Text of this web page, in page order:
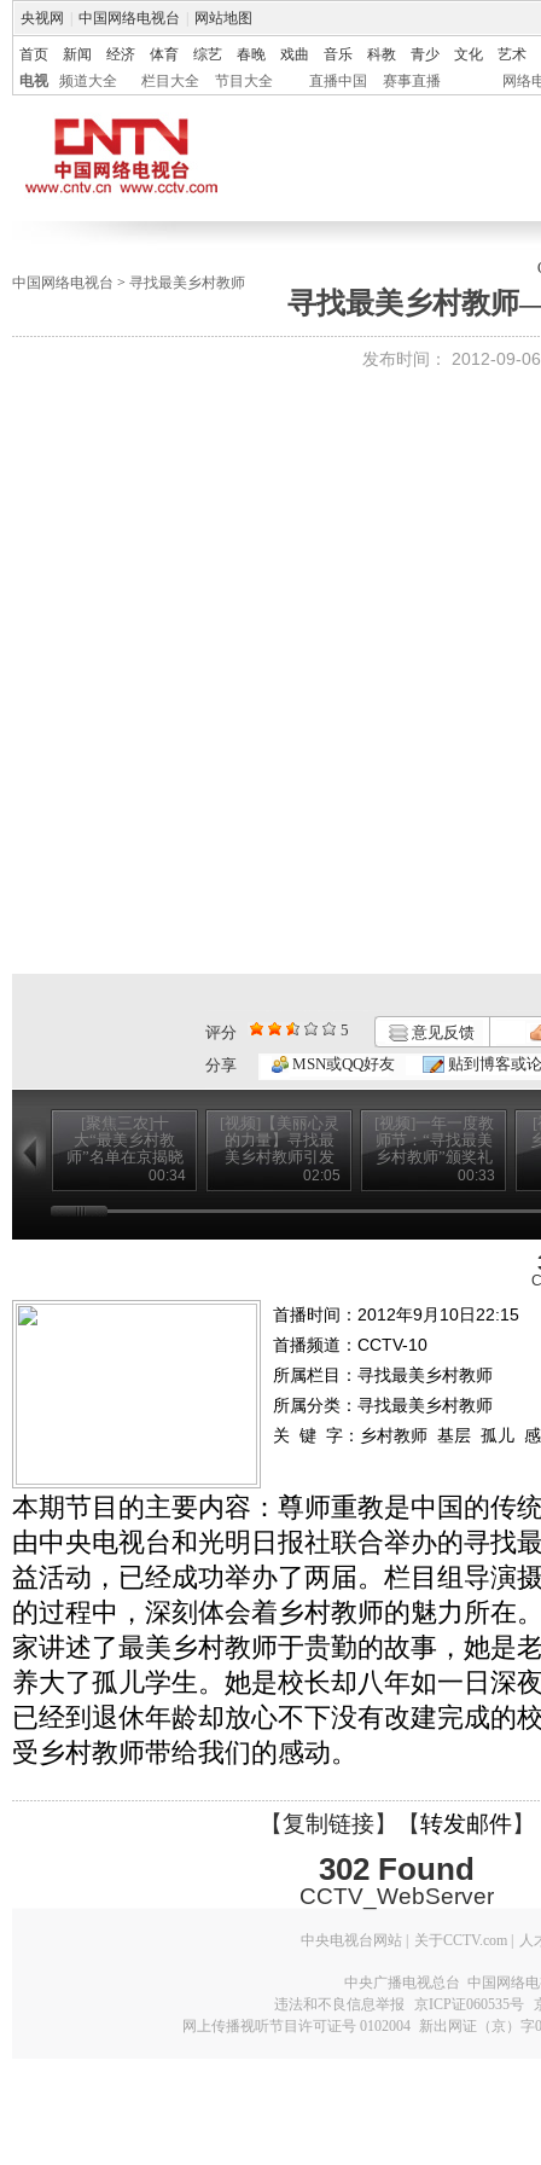
央视网 中国网络电视台 网站地图
首页 新闻 经济 体育 综艺 春晚 戏曲 音乐 科教 青少 文化
艺术
电视
频道大全 栏目大全 节目大全 直播中国 赛事直播 网络
中国网络电视台 > 寻找最美乡村教师
寻找最美乡村教
发布时间： 2012-09-
评分 5
意见反馈
分享
MSN或QQ好友 贴到博客或
[聚焦三农]十
大“最美乡村教
师”名单在京揭晓
(20120910)00:34
[视频]【美丽心灵
的力量】寻找最
美乡村教师引发
强烈社会反响
02:05
[视频]一年一度教
师节：“寻找最美
乡村教师”颁奖礼
00:33
[
首播时间：2012年9月10日22:15
首播频道： CCTV-10
所属栏目： 寻找最美乡村教师
所属分类：寻找最美乡村教师
关 键 字： 乡村教师 基层 孤儿
本期节目的主要内容：尊师重教是中国的传
由中央电视台和光明日报社联合举办的寻找
益活动，已经成功举办了两届。栏目组导演
的过程中，深刻体会着乡村教师的魅力所在
家讲述了最美乡村教师于贵勤的故事，她是
养大了孤儿学生。她是校长却八年如一日深
已经到退休年龄却放心不下没有改建完成的
受乡村教师带给我们的感动。
【复制链接】【转发邮件】
302 Found
CCTV_WebServer
中央电视台网站 关于CCTV.com 人
中央广播电视总台 中国网络
违法和不良信息举报
京ICP证060535号
网上传播视听节目许可证号 0102004 新出网证（京）